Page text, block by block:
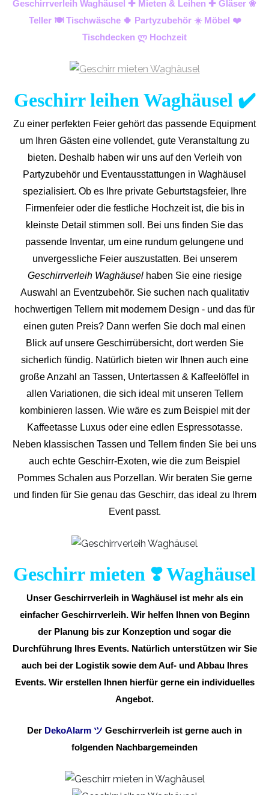
Geschirrverleih Waghäusel ✚ Mieten & Leihen ✚ Gläser ❀
Teller 🍽️ Tischwäsche 🍀 Partyzubehör ☀️ Möbel ❤️
Tischdecken ლ Hochzeit
Geschirr leihen Waghäusel ✔️
Zu einer perfekten Feier gehört das passende Equipment
um Ihren Gästen eine vollendet, gute Veranstaltung zu
bieten. Deshalb haben wir uns auf den Verleih von
Partyzubehör und Eventausstattungen in Waghäusel
spezialisiert. Ob es Ihre private Geburtstagsfeier, Ihre
Firmenfeier oder die festliche Hochzeit ist, die bis in
kleinste Detail stimmen soll. Bei uns finden Sie das
passende Inventar, um eine rundum gelungene und
unvergessliche Feier auszustatten. Bei unserem
Geschirrverleih Waghäuselhaben Sie eine riesige
Auswahl an Eventzubehör. Sie suchen nach qualitativ
hochwertigen Tellern mit modernem Design - und das für
einen guten Preis? Dann werfen Sie doch mal einen
Blick auf unsere Geschirrübersicht, dort werden Sie
sicherlich fündig. Natürlich bieten wir Ihnen auch eine
große Anzahl an Tassen, Untertassen & Kaffeelöffel in
allen Variationen, die sich ideal mit unseren Tellern
kombinieren lassen. Wie wäre es zum Beispiel mit der
Kaffeetasse Luxus oder eine edlen Espressotasse.
Neben klassischen Tassen und Tellern finden Sie bei uns
auch echte Geschirr-Exoten, wie die zum Beispiel
Pommes Schalen aus Porzellan. Wir beraten Sie gerne
und finden für Sie genau das Geschirr, das ideal zu Ihrem
Event passt.
Geschirr mieten ❣️ Waghäusel
Unser Geschirrverleih in Waghäusel ist mehr als ein
einfacher Geschirrverleih. Wir helfen Ihnen von Beginn
der Planung bis zur Konzeption und sogar die
Durchführung Ihres Events. Natürlich unterstützen wir Sie
auch bei der Logistik sowie dem Auf- und Abbau Ihres
Events. Wir erstellen Ihnen hierfür gerne ein individuelles
Angebot.
Der DekoAlarm ツ Geschirrverleih ist gerne auch in
folgenden Nachbargemeinden